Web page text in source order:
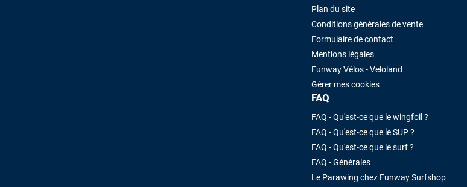
Plan du site
Conditions générales de vente
Formulaire de contact
Mentions légales
Funway Vélos - Veloland
Gérer mes cookies
FAQ
FAQ - Qu'est-ce que le wingfoil ?
FAQ - Qu'est-ce que le SUP ?
FAQ - Qu'est-ce que le surf ?
FAQ - Générales
Le Parawing chez Funway Surfshop